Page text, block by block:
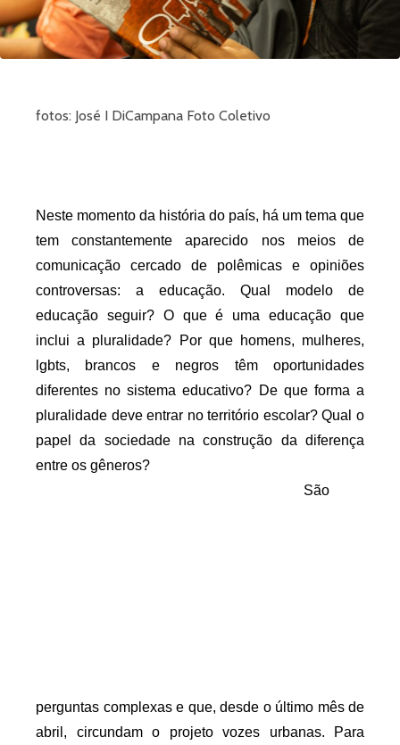
fotos: José I DiCampana Foto Coletivo
Neste momento da história do país, há um tema que
tem constantemente aparecido nos meios de
comunicação cercado de polêmicas e opiniões
controversas: a educação. Qual modelo de
educação seguir? O que é uma educação que
inclui a pluralidade? Por que homens, mulheres,
lgbts, brancos e negros têm oportunidades
diferentes no sistema educativo? De que forma a
pluralidade deve entrar no território escolar? Qual o
papel da sociedade na construção da diferença
entre os gêneros?
São
perguntas complexas e que, desde o último mês de
abril, circundam o projeto vozes urbanas. Para